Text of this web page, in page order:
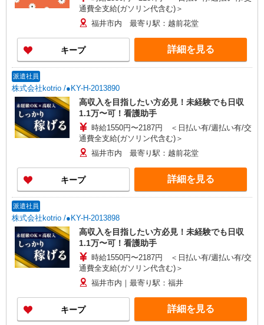
通費全支給(ガソリン代含む)＞
福井市内 最寄り駅：越前花堂
キープ 詳細を見る
派遣社員
株式会社kotrio /●KY-H-2013890
高収入を目指したい方必見！未経験でも日収
1.1万〜可！看護助手
時給1550円〜2187円 ＜日払い有/週払い有/交
通費全支給(ガソリン代含む)＞
福井市内 最寄り駅：越前花堂
キープ 詳細を見る
派遣社員
株式会社kotrio /●KY-H-2013898
高収入を目指したい方必見！未経験でも日収
1.1万〜可！看護助手
時給1550円〜2187円 ＜日払い有/週払い有/交
通費全支給(ガソリン代含む)＞
福井市内｜最寄り駅：福井
キープ 詳細を見る